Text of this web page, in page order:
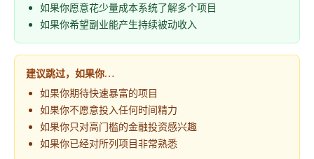
如果你愿意花少量成本系统了解多个项目
如果你希望副业能产生持续被动收入
建议跳过，如果你…
如果你期待快速暴富的项目
如果你不愿意投入任何时间精力
如果你只对高门槛的金融投资感兴趣
如果你已经对所列项目非常熟悉